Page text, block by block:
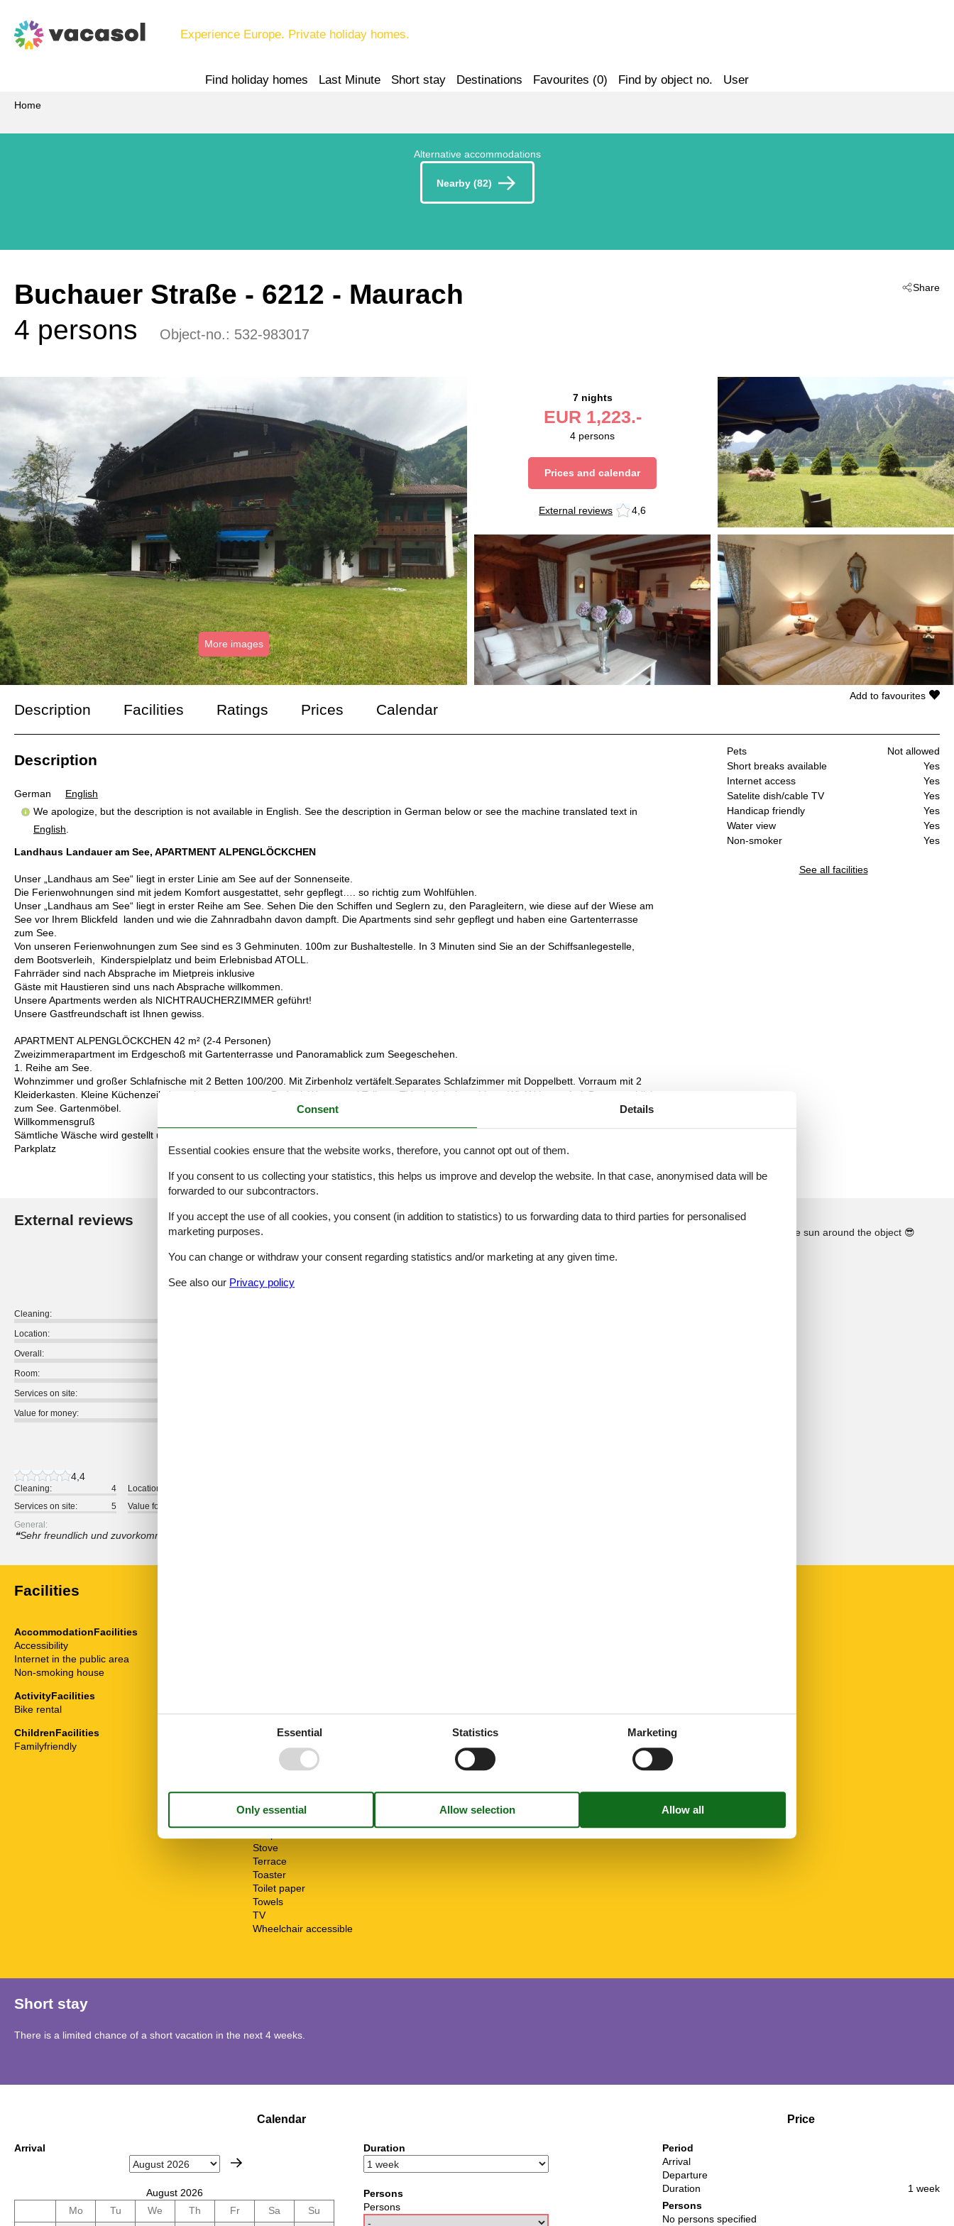
Experience Europe. Private holiday homes.
Find holiday homes Last Minute Short stay Destinations Favourites (0) Find by object no. User
Home
Alternative accommodations
Nearby (82)
Share
Buchauer Straße - 6212 - Maurach
4 persons
Object-no.: 532-983017
More images
7 nights
EUR 1,223.-
4 persons
Prices and calendar
External reviews 4,6
Description Facilities Ratings Prices Calendar
Pets
Not allowed
Short breaks available
Yes
Internet access
Yes
Satelite dish/cable TV
Yes
Handicap friendly
Yes
Water view
Yes
Non-smoker
Yes
See all facilities
Add to favourites
Description
German
English
We apologize, but the description is not available in English. See the description in German below or see the machine translated text in
English.
Landhaus Landauer am See, APARTMENT ALPENGLÖCKCHEN
Unser „Landhaus am See“ liegt in erster Linie am See auf der Sonnenseite.
Die Ferienwohnungen sind mit jedem Komfort ausgestattet, sehr gepflegt…. so richtig zum Wohlfühlen.
Unser „Landhaus am See“ liegt in erster Reihe am See. Sehen Die den Schiffen und Seglern zu, den Paragleitern, wie diese auf der Wiese am
See vor Ihrem Blickfeld landen und wie die Zahnradbahn davon dampft. Die Apartments sind sehr gepflegt und haben eine Gartenterrasse
zum See.
Von unseren Ferienwohnungen zum See sind es 3 Gehminuten. 100m zur Bushaltestelle. In 3 Minuten sind Sie an der Schiffsanlegestelle,
dem Bootsverleih, Kinderspielplatz und beim Erlebnisbad ATOLL.
Fahrräder sind nach Absprache im Mietpreis inklusive
Gäste mit Haustieren sind uns nach Absprache willkommen.
Unsere Apartments werden als NICHTRAUCHERZIMMER geführt!
Unsere Gastfreundschaft ist Ihnen gewiss.
APARTMENT ALPENGLÖCKCHEN 42 m² (2-4 Personen)
Zweizimmerapartment im Erdgeschoß mit Gartenterrasse und Panoramablick zum Seegeschehen.
1. Reihe am See.
Wohnzimmer und großer Schlafnische mit 2 Betten 100/200. Mit Zirbenholz vertäfelt.Separates Schlafzimmer mit Doppelbett. Vorraum mit 2
Kleiderkasten. Kleine Küchenzeile komplett ausgestattet. Bad mit Wanne und Toilette. TV mit Kabelanschluss. WLAN kostenfrei. Panoramablick
zum See. Gartenmöbel.
Willkommensgruß
Sämtliche Wäsche wird gestellt und ist bezugsfertig.
Parkplatz
External reviews Our guest reviewsExternal reviews 4,6
4,6
Cleaning:
Location:
Overall:
Room:
Services on site:
Value for money:
4,4
Cleaning: 4 Location:
Services on site:
5 Value for money:
General:
Sehr freundlich und zuvorkommender Vermieter. Hat uns sehr gut gefallen
See the course of the sun around the object 😎
Facilities
AccommodationFacilities
Accessibility
Internet in the public area
Non-smoking house
ActivityFacilities
Bike rental
ChildrenFacilities
Familyfriendly
Combined living/bedroom
Fridge
Internet - WiFi
Non-smokers
Pets allowed or on request
Sea view
Seating group
Stove
Terrace
Toaster
Toilet paper
Towels
TV
Wheelchair accessible
Short stay
There is a limited chance of a short vacation in the next 4 weeks.
Calendar
Arrival
August 2026
Mo
Tu We Th Fr Sa
Su
Duration
Persons
Persons
Price
Period
Arrival
Departure
Duration
1 week
Persons
No persons specified
Consent Details
Essential cookies ensure that the website works, therefore, you cannot opt out of them.
If you consent to us collecting your statistics, this helps us improve and develop the website. In that case, anonymised data will be
forwarded to our subcontractors.
If you accept the use of all cookies, you consent (in addition to statistics) to us forwarding data to third parties for personalised
marketing purposes.
You can change or withdraw your consent regarding statistics and/or marketing at any given time.
See also our Privacy policy
Essential Statistics Marketing